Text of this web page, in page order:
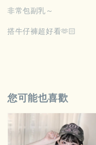
非常包副乳～
搭牛仔褲超好看🫶🏻
您可能也喜歡